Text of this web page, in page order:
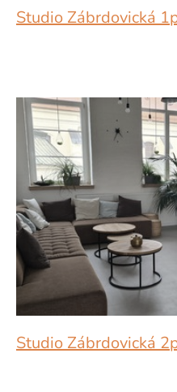
Studio Zábrdovická
Studio Zábrdovická